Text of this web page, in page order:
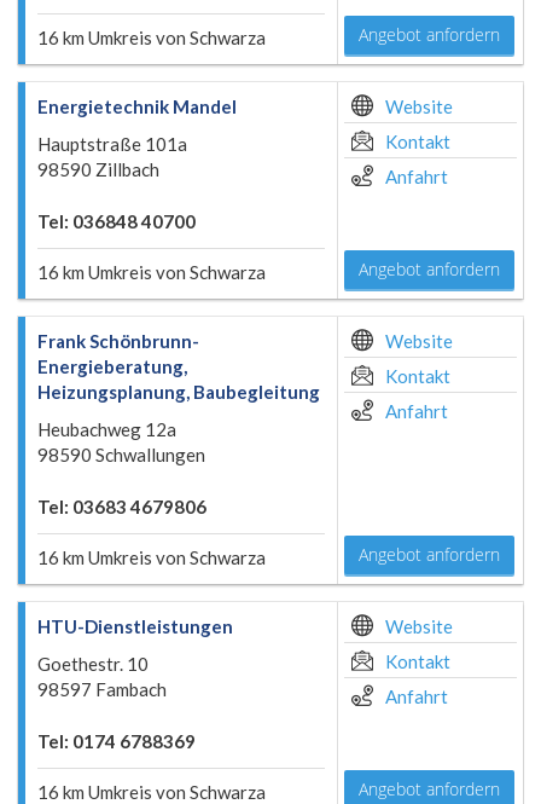
16 km Umkreis von Schwarza Angebot anfordern
Energietechnik Mandel
Hauptstraße 101a
98590 Zillbach
Tel: 036848 40700
16 km Umkreis von Schwarza
Website
Kontakt
Anfahrt
Angebot anfordern
Frank Schönbrunn-
Energieberatung,
Heizungsplanung, Baubegleitung
Heubachweg 12a
98590 Schwallungen
Tel: 03683 4679806
16 km Umkreis von Schwarza
Website
Kontakt
Anfahrt
Angebot anfordern
HTU-Dienstleistungen
Goethestr. 10
98597 Fambach
Tel: 0174 6788369
16 km Umkreis von Schwarza
Website
Kontakt
Anfahrt
Angebot anfordern